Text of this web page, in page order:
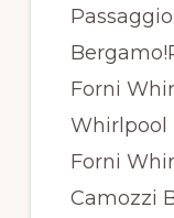
Forni
Whirlpool
Forni
Camozzi